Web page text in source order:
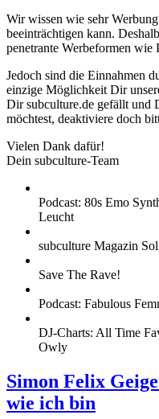
Wir wissen wie sehr
beeinträchtigen kann.
penetrante Werbeformen wie
Jedoch sind die Einnahmen
einzige Möglichkeit Dir
Dir subculture.de gefällt und
möchtest, deaktiviere doch
Vielen Dank dafür!
Dein subculture-Team
Podcast: 80s Emo
Leucht
subculture Magazin
Save The Rave!
Podcast: Fabulous
DJ-Charts: All Time
Owly
Simon Felix
wie ich bin